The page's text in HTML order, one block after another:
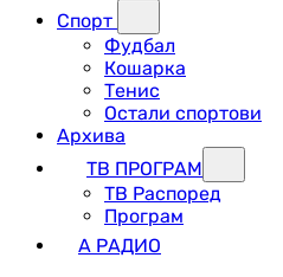
Спорт
Фудбал
Кошарка
Тенис
Остали спортови
Архива
ТВ ПРОГРАМ
ТВ Распоред
Програм
А РАДИО